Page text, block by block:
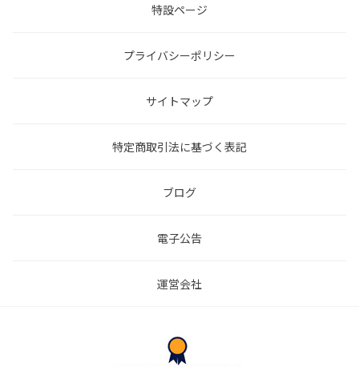
特設ページ
プライバシーポリシー
サイトマップ
特定商取引法に基づく表記
ブログ
電子公告
運営会社